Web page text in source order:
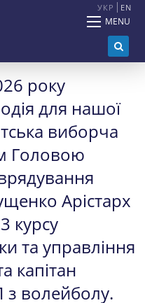
УКР EN
MENU
року
для нашої
виборча
Головою
Арістарх
курсу
та управління
капітан
з волейболу.